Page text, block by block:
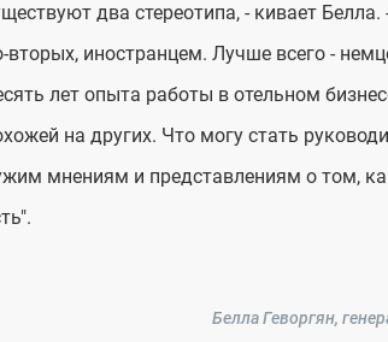
два стереотипа, - кивает
вторых, иностранцем. Лучше всего -
лет опыта работы в отельном
на других. Что могу стать
мнениям и представлениям о том,
Белла Геворгян,